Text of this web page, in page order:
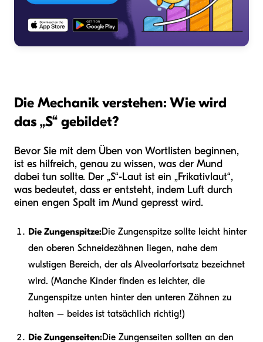
Die Mechanik verstehen: Wie wird
das „S“ gebildet?
Bevor Sie mit dem Üben von Wortlisten beginnen,
ist es hilfreich, genau zu wissen, was der Mund
dabei tun sollte. Der „S“-Laut ist ein „Frikativlaut“,
was bedeutet, dass er entsteht, indem Luft durch
einen engen Spalt im Mund gepresst wird.
Die Zungenspitze:Die Zungenspitze sollte leicht hinter
den oberen Schneidezähnen liegen, nahe dem
wulstigen Bereich, der als Alveolarfortsatz bezeichnet
wird. (Manche Kinder finden es leichter, die
Zungenspitze unten hinter den unteren Zähnen zu
halten – beides ist tatsächlich richtig!)
Die Zungenseiten:Die Zungenseiten sollten an den